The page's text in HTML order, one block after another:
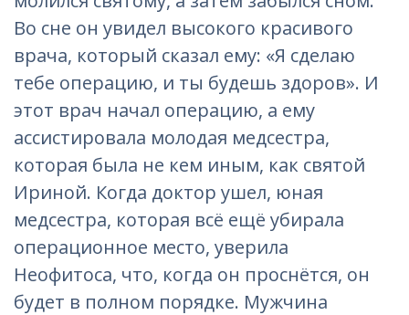
Во сне он увидел высокого красивого
врача, который сказал ему: «Я сделаю
тебе операцию, и ты будешь здоров». И
этот врач начал операцию, а ему
ассистировала молодая медсестра,
которая была не кем иным, как святой
Ириной. Когда доктор ушел, юная
медсестра, которая всё ещё убирала
операционное место, уверила
Неофитоса, что, когда он проснётся, он
будет в полном порядке. Мужчина